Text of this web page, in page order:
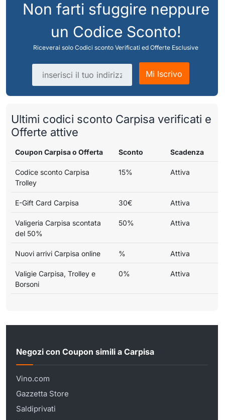
Non farti sfuggire neppure
un Codice Sconto!
Riceverai solo Codici sconto Verificati ed Offerte Esclusive
Indirizzo email
Mi Iscrivo
Ultimi codici sconto Carpisa verificati e
Offerte attive
Coupon Carpisa o Offerta Sconto Scadenza
Codice sconto Carpisa
Trolley
15% Attiva
E-Gift Card Carpisa 30€ Attiva
Valigeria Carpisa scontata
del 50%
50% Attiva
Nuovi arrivi Carpisa online % Attiva
Valigie Carpisa, Trolley e
Borsoni
0% Attiva
Negozi con Coupon simili a Carpisa
Vino.com
Gazzetta Store
Saldiprivati